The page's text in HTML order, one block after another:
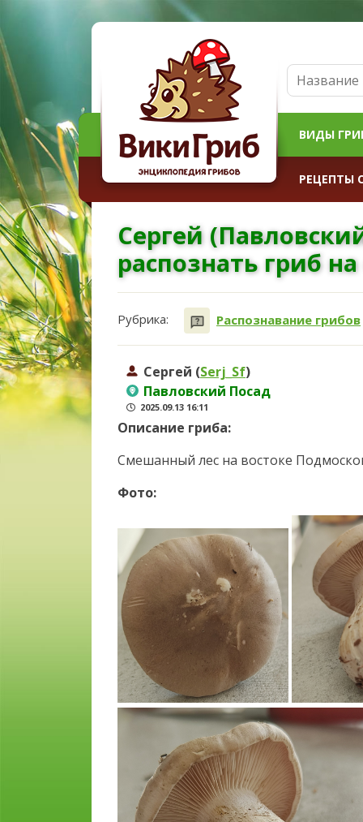
ВИДЫ
РЕЦЕПТЫ
Сергей
распознать гриб
Рубрика: Распознавание грибов
Сергей (Serj_Sf)
Павловский Посад
2025.09.13 16:11
Описание гриба:
Смешанный лес на востоке
Фото: